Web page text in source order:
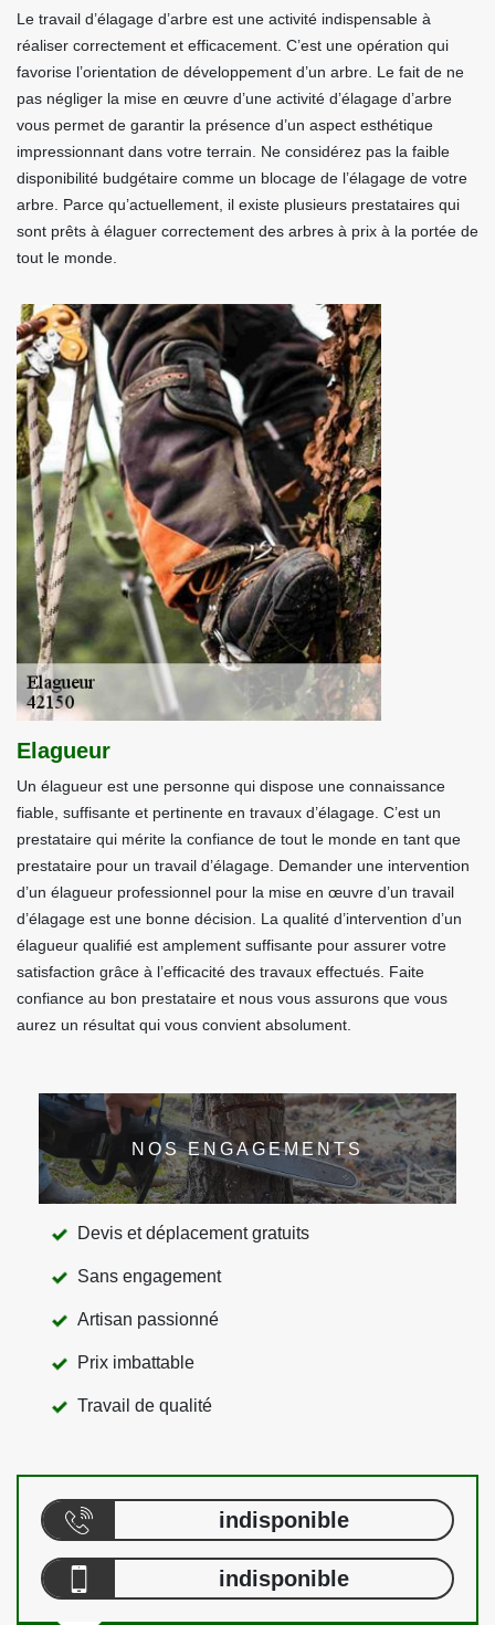
Le travail d’élagage d’arbre est une activité indispensable à
réaliser correctement et efficacement. C’est une opération qui
favorise l’orientation de développement d’un arbre. Le fait de ne
pas négliger la mise en œuvre d’une activité d’élagage d’arbre
vous permet de garantir la présence d’un aspect esthétique
impressionnant dans votre terrain. Ne considérez pas la faible
disponibilité budgétaire comme un blocage de l’élagage de votre
arbre. Parce qu’actuellement, il existe plusieurs prestataires qui
sont prêts à élaguer correctement des arbres à prix à la portée de
tout le monde.
Elagueur
Un élagueur est une personne qui dispose une connaissance
fiable, suffisante et pertinente en travaux d’élagage. C’est un
prestataire qui mérite la confiance de tout le monde en tant que
prestataire pour un travail d’élagage. Demander une intervention
d’un élagueur professionnel pour la mise en œuvre d’un travail
d’élagage est une bonne décision. La qualité d’intervention d’un
élagueur qualifié est amplement suffisante pour assurer votre
satisfaction grâce à l’efficacité des travaux effectués. Faite
confiance au bon prestataire et nous vous assurons que vous
aurez un résultat qui vous convient absolument.
NOS ENGAGEMENTS
Devis et déplacement gratuits
Sans engagement
Artisan passionné
Prix imbattable
Travail de qualité
indisponible
indisponible